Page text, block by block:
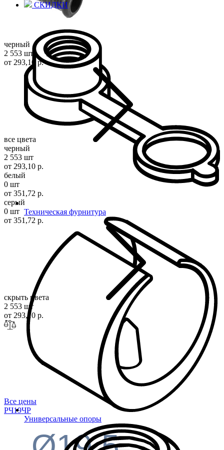
СКИДКИ
Техническая фурнитура
Универсальные опоры
черный
2 553 шт
от 293,10 р.
все цвета
черный
2 553 шт
от 293,10 р.
белый
0 шт
от 351,72 р.
серый
0 шт
от 351,72 р.
скрыть цвета
2 553 шт
от 293,10 р.
Все цены
РЧ19ЧР